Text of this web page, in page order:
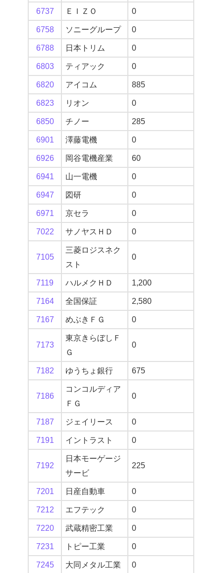
6737 ＥＩＺＯ 0
6758 ソニーグループ 0
6788 日本トリム 0
6803 ティアック 0
6820 アイコム 885
6823 リオン 0
6850 チノー 285
6901 澤藤電機 0
6926 岡谷電機産業 60
6941 山一電機 0
6947 図研 0
6971 京セラ 0
7022 サノヤスＨＤ 0
7105
三菱ロジスネク
スト
0
7119 ハルメクＨＤ 1,200
7164 全国保証 2,580
7167 めぶきＦＧ 0
7173
東京きらぼしＦ
Ｇ
0
7182 ゆうちょ銀行 675
7186
コンコルディア
ＦＧ
0
7187 ジェイリース 0
7191 イントラスト 0
7192
日本モーゲージ
サービ
225
7201 日産自動車 0
7212 エフテック 0
7220 武蔵精密工業 0
7231 トピー工業 0
7245 大同メタル工業 0